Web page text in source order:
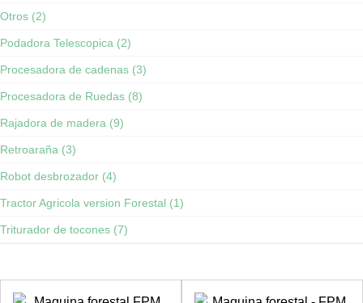
Otros (2)
Podadora Telescopica (2)
Procesadora de cadenas (3)
Procesadora de Ruedas (8)
Rajadora de madera (9)
Retroaraña (3)
Robot desbrozador (4)
Tractor Agricola version Forestal (1)
Triturador de tocones (7)